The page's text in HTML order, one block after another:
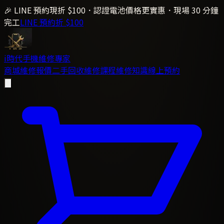
🎉 LINE 預約現折 $100．認證電池價格更實惠．現場 30 分鐘
完工LINE 預約折 $100
i時代手機維修專家
商城維修報價二手回收維修課程維修知識線上預約